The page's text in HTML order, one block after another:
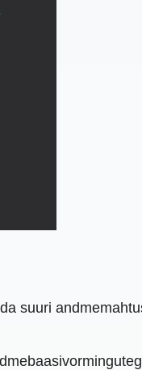
suuri